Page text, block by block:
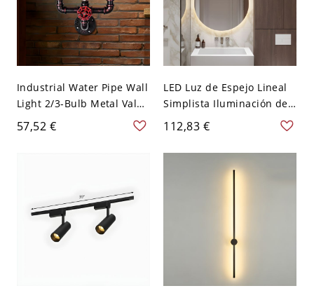
Industrial Water Pipe Wall
Light 2/3-Bulb Metal Valve
and Gauge Detailing
Sconce Lighting in
57,52 €
LED Luz de Espejo Lineal
Simplista Iluminación de
Pared de Metal para Baño
- 110 A 120 V Dorado
40,64 cm Blanco Redondo
112,83 €